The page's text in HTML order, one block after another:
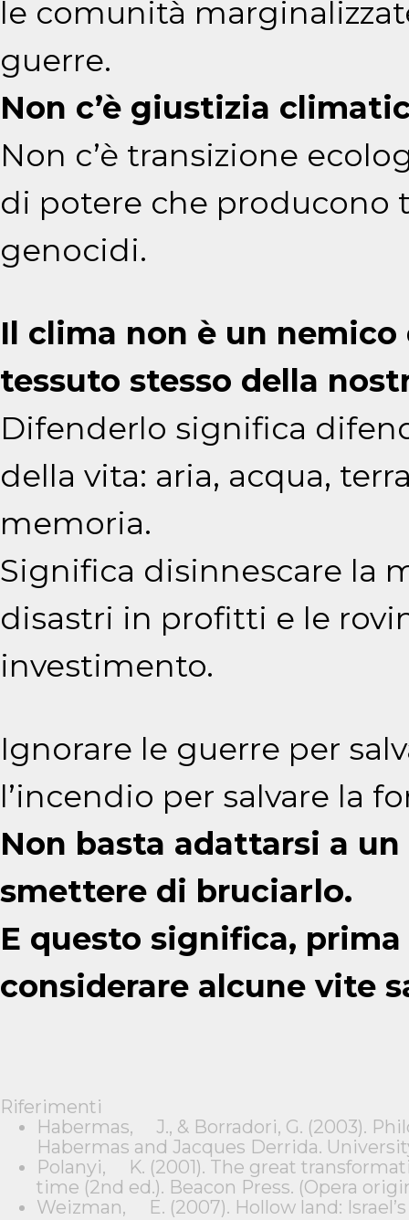
le comunità
guerre.
Non c’è giustizia
Non c’è transizione
di potere che producono
genocidi.
Il clima non è un
tessuto stesso della
Difenderlo significa
della vita: aria, acqua,
memoria.
Significa disinnescare la
disastri in profitti e le
investimento.
Ignorare le guerre per
l’incendio per salvare la
Non basta adattarsi a
smettere di bruciarlo.
E questo significa,
considerare alcune vite
Riferimenti
Habermas, J., & Borradori, G. (2003).
Habermas and Jacques Derrida.
Polanyi, K. (2001). The great
time (2nd ed.). Beacon Press. (Opera
Weizman, E. (2007). Hollow land: